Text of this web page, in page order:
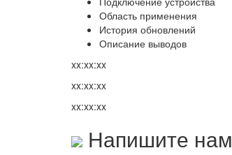
Область применения
История обновлений
Описание выводов
xx:xx:xx
xx:xx:xx
xx:xx:xx
Напишите нам